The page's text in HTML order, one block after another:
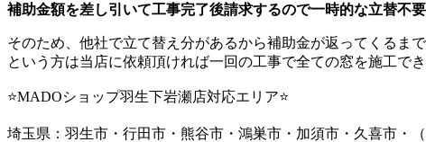
補助金額を差し引いて工事完了後請求するので一時的な立替不要
そのため、他社で立て替え分があるから補助金が返ってくるまで
という方は当店に依頼頂ければ一回の工事で全ての窓を施工で
⭐MADOショップ羽生下岩瀬店対応エリア⭐
埼玉県：羽生市・行田市・熊谷市・鴻巣市・加須市・久喜市・